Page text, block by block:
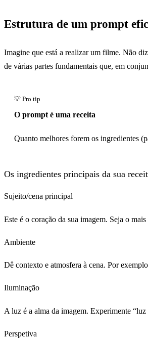
Estrutura de um prompt
Imagine que está a realizar um filme. Não
de várias partes fundamentais que, em
O prompt é uma receita
Quanto melhores forem os ingredientes
Os ingredientes principais da sua
Sujeito/cena principal
Este é o coração da sua imagem. Seja o
Ambiente
Dê contexto e atmosfera à cena. Por
Iluminação
A luz é a alma da imagem. Experimente
Perspetiva